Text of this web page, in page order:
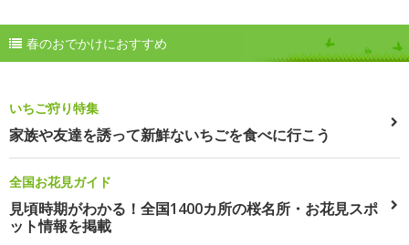
春のおでかけにおすすめ
いちご狩り特集
家族や友達を誘って新鮮ないちごを食べに行こう
全国お花見ガイド
見頃時期がわかる！全国1400カ所の桜名所・お花見スポ
ット情報を掲載